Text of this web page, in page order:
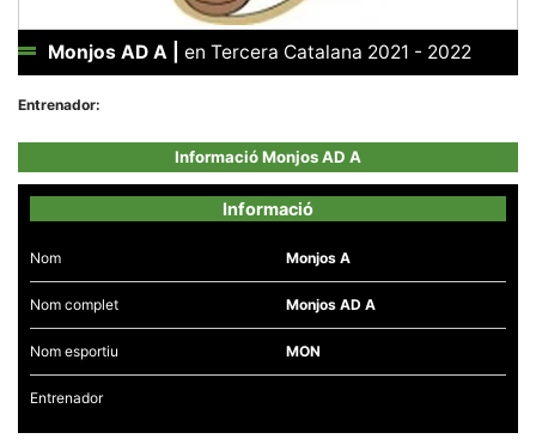
Monjos AD A en Tercera Catalana 2021 - 2022
Entrenador:
Informació Monjos AD A
Informació
Nom Monjos A
Nom complet Monjos AD A
Nom esportiu MON
Entrenador
Necessàries
Aquestes
són
opcionals,
necessàries
per al
funcionament
tècnic de la
dades